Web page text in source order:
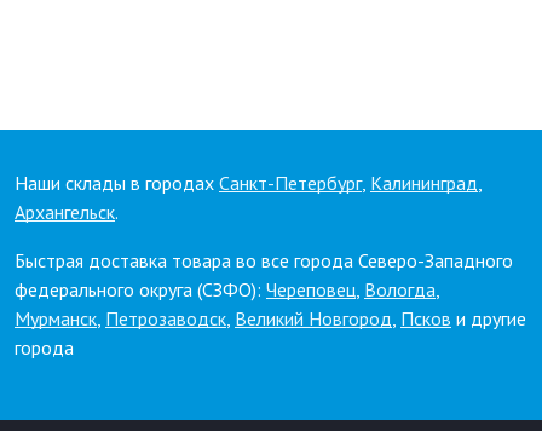
Наши склады в городах Санкт-Петербург, Калининград,
Архангельск.
Быстрая доставка товара во все города Северо-Западного
федерального округа (СЗФО): Череповец, Вологда,
Мурманск, Петрозаводск, Великий Новгород, Псков и другие
города